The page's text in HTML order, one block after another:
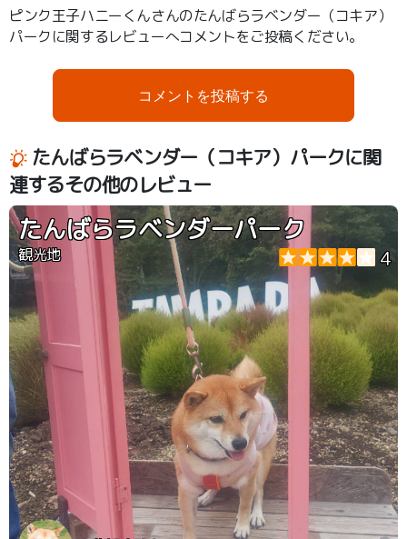
ピンク王子ハニーくんさんのたんばらラベンダー（コキア）
パークに関するレビューへコメントをご投稿ください。
コメントを投稿する
たんばらラベンダー（コキア）パークに関
連するその他のレビュー
たんばらラベンダーパーク
観光地 4